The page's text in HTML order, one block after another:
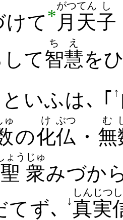
け​て* 月
がつ
天
てん
子
し
し​て智慧
ちえ
を​
といふは､ ｢ ↑
ゅ
の化
け
仏
ぶつ
・ 無
む
聖
ょう
衆
じゅ
みづか
て​ず､
↓真実
しんじつ